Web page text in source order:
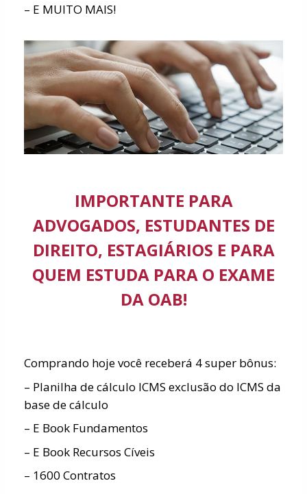
– E MUITO MAIS!
IMPORTANTE PARA
ADVOGADOS, ESTUDANTES DE
DIREITO, ESTAGIÁRIOS E PARA
QUEM ESTUDA PARA O EXAME
DA OAB!
Comprando hoje você receberá 4 super bônus:
– Planilha de cálculo ICMS exclusão do ICMS da
base de cálculo
– E Book Fundamentos
– E Book Recursos Cíveis
– 1600 Contratos